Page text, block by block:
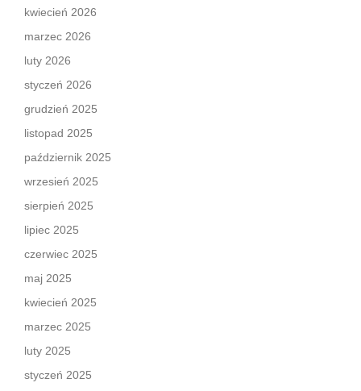
kwiecień 2026
marzec 2026
luty 2026
styczeń 2026
grudzień 2025
listopad 2025
październik 2025
wrzesień 2025
sierpień 2025
lipiec 2025
czerwiec 2025
maj 2025
kwiecień 2025
marzec 2025
luty 2025
styczeń 2025